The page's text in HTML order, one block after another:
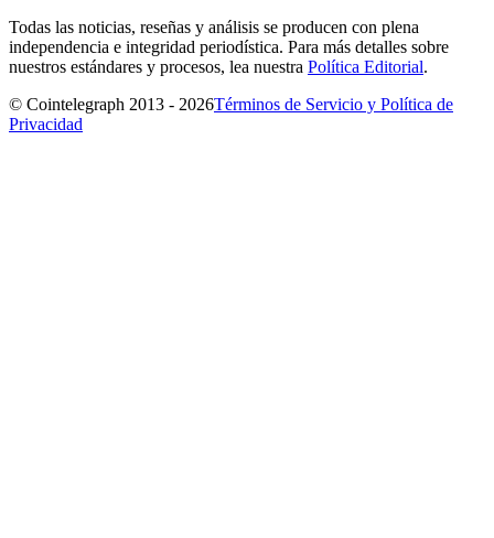
Todas las noticias, reseñas y análisis se producen con plena
independencia e integridad periodística. Para más detalles sobre
nuestros estándares y procesos, lea nuestra Política Editorial.
© Cointelegraph 2013 - 2026Términos de Servicio y Política de
Privacidad